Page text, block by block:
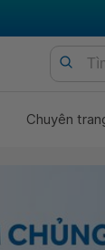
Chuyên